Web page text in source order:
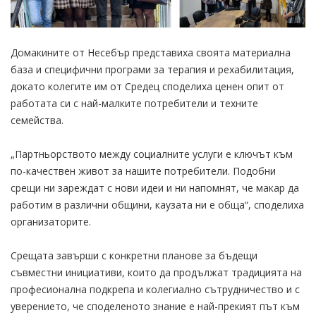
Домакините от Несебър представиха своята материална
база и специфични програми за терапия и рехабилитация,
докато колегите им от Средец споделиха ценен опит от
работата си с най-малките потребители и техните
семейства.
„Партньорството между социалните услуги е ключът към
по-качествен живот за нашите потребители. Подобни
срещи ни зареждат с нови идеи и ни напомнят, че макар да
работим в различни общини, каузата ни е обща“, споделиха
организаторите.
Срещата завърши с конкретни планове за бъдещи
съвместни инициативи, които да продължат традицията на
професионална подкрепа и колегиално сътрудничество и с
уверението, че споделеното знание е най-прекият път към